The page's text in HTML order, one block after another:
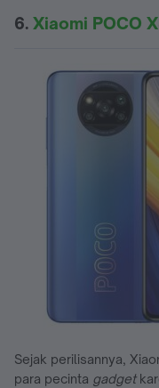
6. Xiaomi POCO
Sejak perilisannya,
para pecinta gadget